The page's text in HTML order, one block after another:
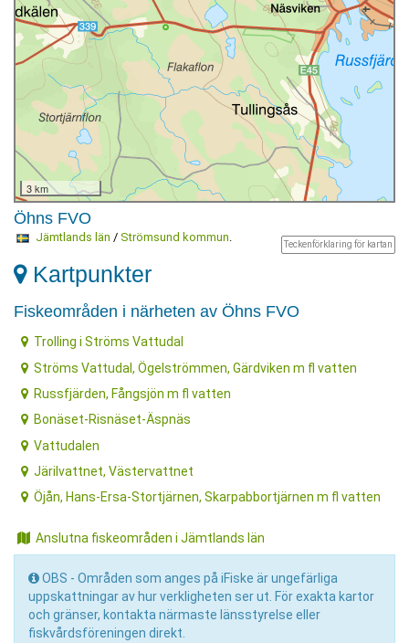
3 km
Öhns FVO
Teckenförklaring för kartan
Jämtlands län / Strömsund kommun.
Kartpunkter
Fiskeområden i närheten av Öhns FVO
Trolling i Ströms Vattudal
Ströms Vattudal, Ögelströmmen, Gärdviken m fl vatten
Russfjärden, Fångsjön m fl vatten
Bonäset-Risnäset-Äspnäs
Vattudalen
Järilvattnet, Västervattnet
Öjån, Hans-Ersa-Stortjärnen, Skarpabbortjärnen m fl vatten
Anslutna fiskeområden i Jämtlands län
OBS - Områden som anges på iFiske är ungefärliga
uppskattningar av hur verkligheten ser ut. För exakta kartor
och gränser, kontakta närmaste länsstyrelse eller
fiskvårdsföreningen direkt.